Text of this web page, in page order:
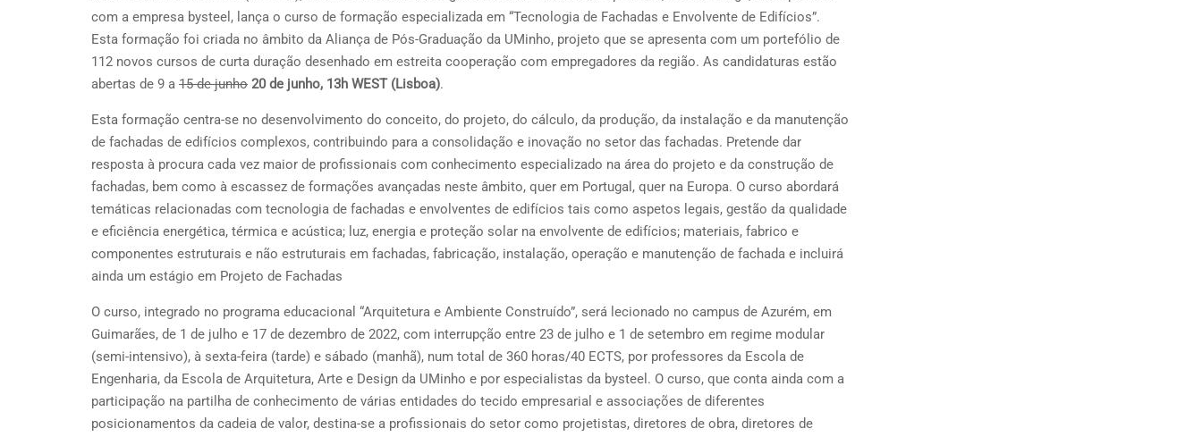
com a empresa bysteel, lança o curso de formação especializada em “Tecnologia de Fachadas e Envolvente de Edifícios”.
Esta formação foi criada no âmbito da Aliança de Pós-Graduação da UMinho, projeto que se apresenta com um portefólio de
112 novos cursos de curta duração desenhado em estreita cooperação com empregadores da região. As candidaturas estão
abertas de 9 a 15 de junho 20 de junho, 13h WEST (Lisboa).
Esta formação centra-se no desenvolvimento do conceito, do projeto, do cálculo, da produção, da instalação e da manutenção
de fachadas de edifícios complexos, contribuindo para a consolidação e inovação no setor das fachadas. Pretende dar
resposta à procura cada vez maior de profissionais com conhecimento especializado na área do projeto e da construção de
fachadas, bem como à escassez de formações avançadas neste âmbito, quer em Portugal, quer na Europa. O curso abordará
temáticas relacionadas com tecnologia de fachadas e envolventes de edifícios tais como aspetos legais, gestão da qualidade
e eficiência energética, térmica e acústica; luz, energia e proteção solar na envolvente de edifícios; materiais, fabrico e
componentes estruturais e não estruturais em fachadas, fabricação, instalação, operação e manutenção de fachada e incluirá
ainda um estágio em Projeto de Fachadas
O curso, integrado no programa educacional “Arquitetura e Ambiente Construído”, será lecionado no campus de Azurém, em
Guimarães, de 1 de julho e 17 de dezembro de 2022, com interrupção entre 23 de julho e 1 de setembro em regime modular
(semi-intensivo), à sexta-feira (tarde) e sábado (manhã), num total de 360 horas/40 ECTS, por professores da Escola de
Engenharia, da Escola de Arquitetura, Arte e Design da UMinho e por especialistas da bysteel. O curso, que conta ainda com a
participação na partilha de conhecimento de várias entidades do tecido empresarial e associações de diferentes
posicionamentos da cadeia de valor, destina-se a profissionais do setor como projetistas, diretores de obra, diretores de